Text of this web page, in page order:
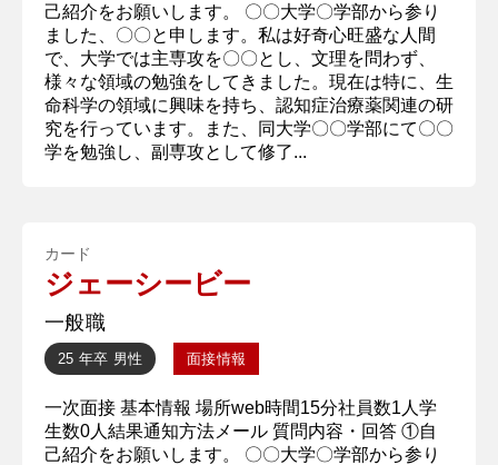
己紹介をお願いします。 〇〇大学〇学部から参り
ました、〇〇と申します。私は好奇心旺盛な人間
で、大学では主専攻を〇〇とし、文理を問わず、
様々な領域の勉強をしてきました。現在は特に、生
命科学の領域に興味を持ち、認知症治療薬関連の研
究を行っています。また、同大学〇〇学部にて〇〇
学を勉強し、副専攻として修了...
カード
ジェーシービー
一般職
25 年卒 男性 面接情報
一次面接 基本情報 場所web時間15分社員数1人学
生数0人結果通知方法メール 質問内容・回答 ①自
己紹介をお願いします。 〇〇大学〇学部から参り